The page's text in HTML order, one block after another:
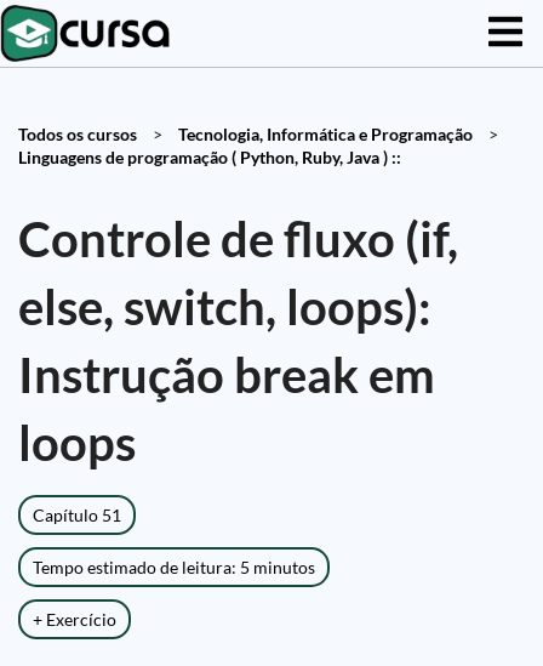
Todos os cursos > Tecnologia, Informática e Programação
>
Linguagens de programação ( Python, Ruby, Java ) ::
Controle de fluxo (if,
else, switch, loops):
Instrução break em
loops
Capítulo 51
Tempo estimado de leitura: 5 minutos
+ Exercício